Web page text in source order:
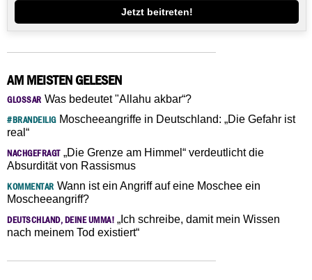
Jetzt beitreten!
AM MEISTEN GELESEN
GLOSSAR Was bedeutet "Allahu akbar“?
#BRANDEILIGMoscheeangriffe in Deutschland: „Die Gefahr ist
real“
NACHGEFRAGT„Die Grenze am Himmel“ verdeutlicht die
Absurdität von Rassismus
KOMMENTAR Wann ist ein Angriff auf eine Moschee ein
Moscheeangriff?
DEUTSCHLAND, DEINE UMMA! „Ich schreibe, damit mein Wissen
nach meinem Tod existiert“